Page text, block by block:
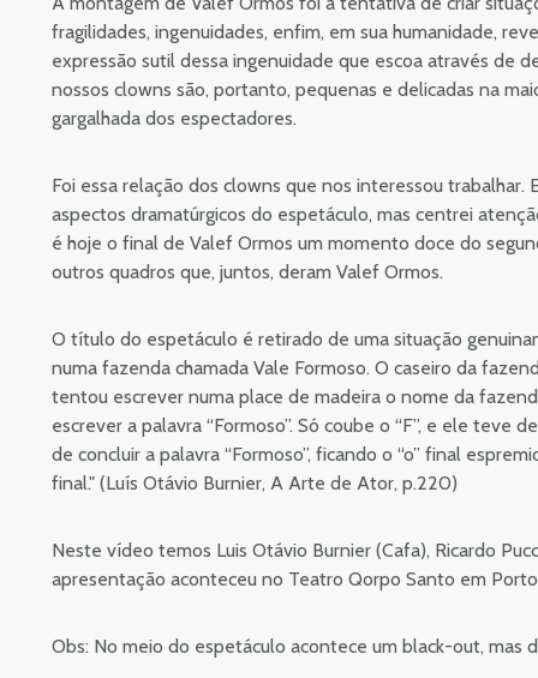
fragilidades, ingenuidades, enfim, em sua humanidade,
expressão sutil dessa ingenuidade que escoa através de
nossos clowns são, portanto, pequenas e delicadas na
gargalhada dos espectadores.
Foi essa relação dos clowns que nos interessou
aspectos dramatúrgicos do espetáculo, mas centrei
é hoje o final de Valef Ormos um momento doce do
outros quadros que, juntos, deram Valef Ormos.
O título do espetáculo é retirado de uma situação
numa fazenda chamada Vale Formoso. O caseiro da
tentou escrever numa place de madeira o nome da
escrever a palavra “Formoso”. Só coube o “F”, e ele
de concluir a palavra “Formoso”, ficando o “o” final
final." (Luís Otávio Burnier, A Arte de Ator, p.220)
Neste vídeo temos Luis Otávio Burnier (Cafa), Ricardo
apresentação aconteceu no Teatro Qorpo Santo em
Obs: No meio do espetáculo acontece um black-out, mas